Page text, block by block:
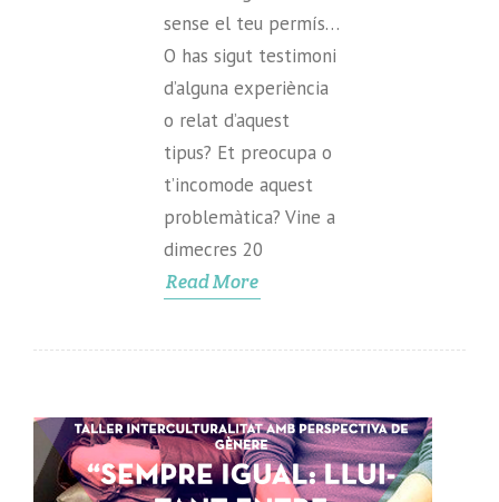
sense el teu permís…
O has sigut testimoni
d’alguna experiència
o relat d’aquest
tipus? Et preocupa o
t’incomode aquest
problemàtica? Vine a
dimecres 20
Read More